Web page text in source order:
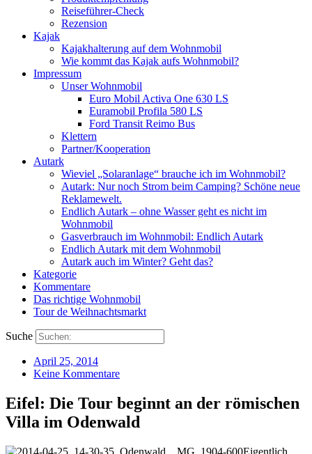
Reiseführer-Check
Rezension
Kajak
Kajakhalterung auf dem Wohnmobil
Wie kommt das Kajak aufs Wohnmobil?
Impressum
Unser Wohnmobil
Euro Mobil Activa One 630 LS
Euramobil Profila 580 LS
Ford Transit Reimo Bus
Klettern
Partner/Kooperation
Autark
Wieviel „Solaranlage“ brauche ich im Wohnmobil?
Autark: Nur noch Strom beim Camping? Schöne neue
Reklamewelt.
Endlich Autark – ohne Wasser geht es nicht im
Wohnmobil
Gasverbrauch im Wohnmobil: Endlich Autark
Endlich Autark mit dem Wohnmobil
Autark auch im Winter? Geht das?
Kategorie
Kommentare
Das richtige Wohnmobil
Tour de Weihnachtsmarkt
Suche
April 25, 2014
Keine Kommentare
Eifel: Die Tour beginnt an der römischen
Villa im Odenwald
Eigentlich